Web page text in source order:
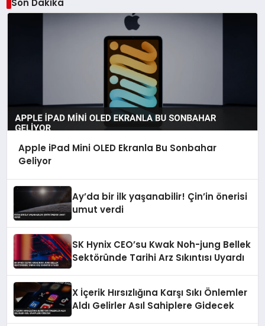
Son Dakika
Apple iPad Mini OLED Ekranla Bu Sonbahar
Geliyor
Ay’da bir ilk yaşanabilir! Çin’in önerisi
umut verdi
SK Hynix CEO’su Kwak Noh-jung Bellek
Sektöründe Tarihi Arz Sıkıntısı Uyardı
X İçerik Hırsızlığına Karşı Sıkı Önlemler
Aldı Gelirler Asıl Sahiplere Gidecek